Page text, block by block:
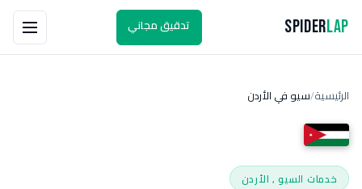
SpiderLap تدقيق مجاني
الرئيسية/سيو في الأردن
خدمات السيو , الأردن